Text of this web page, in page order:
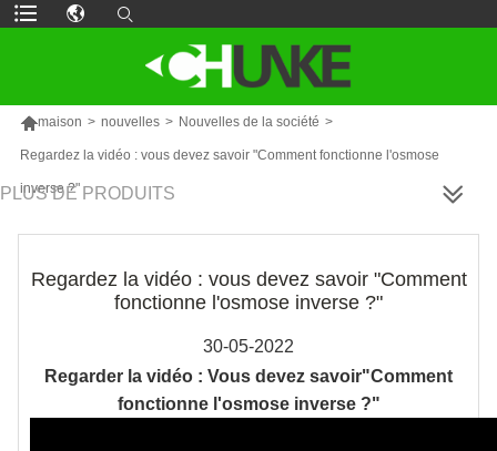
maison > nouvelles > Nouvelles de la société >
Regardez la vidéo : vous devez savoir "Comment fonctionne l'osmose
inverse ?"
PLUS DE PRODUITS
Regardez la vidéo : vous devez savoir "Comment
fonctionne l'osmose inverse ?"
30-05-2022
Regarder la vidéo : Vous devez savoir"Comment
fonctionne l'osmose inverse ?"